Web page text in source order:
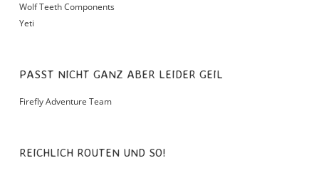
Wolf Teeth Components
Yeti
PASST NICHT GANZ ABER LEIDER GEIL
Firefly Adventure Team
REICHLICH ROUTEN UND SO!